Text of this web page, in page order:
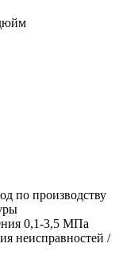
по производству
0,1-3,5 МПа
неисправностей /